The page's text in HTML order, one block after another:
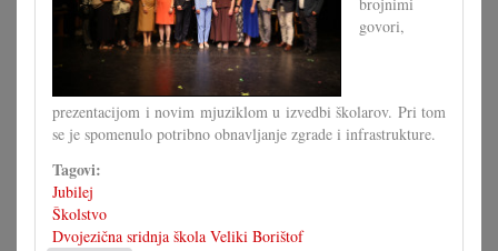
govori,
prezentacijom i novim mjuziklom u izvedbi školarov. Pri tom
se je spomenulo potribno obnavljanje zgrade i infrastrukture.
Tagovi:
Jubilej
Školstvo
Dvojezična sridnja škola Veliki Borištof